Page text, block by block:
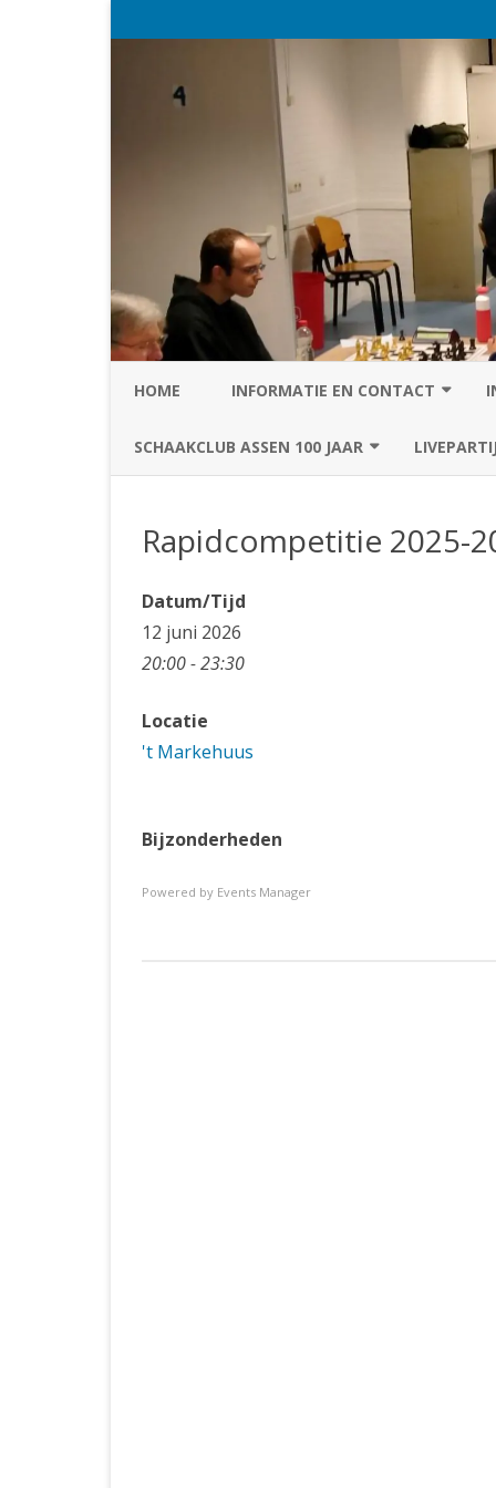
HOME INFORMATIE EN CONTACT
PRIVACY STATEMENT VAN SC
SCHAAKCLUB ASSEN 100 JAAR
JUBILEUMVIERKAMPEN UITSLAGENNOSBO-
Rapidcompetitie 2025-
Datum/Tijd
12 juni 2026
20:00 - 23:30
Locatie
't Markehuus
Bijzonderheden
Powered by Events Manager